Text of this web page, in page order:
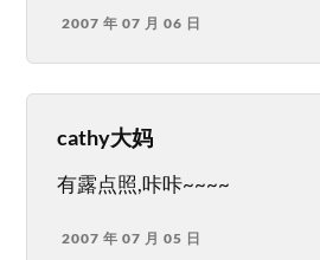
2007 年 07 月 06 日
cathy大妈
有露点照,咔咔~~~~
2007 年 07 月 05 日